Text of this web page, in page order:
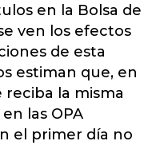
en la Bolsa de
ven los efectos
de esta
estiman que, en
reciba la misma
las OPA
el primer día no